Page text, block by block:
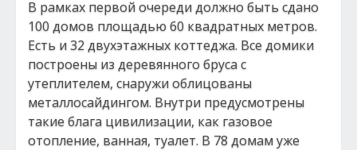
В рамках первой очереди должно быть сдано
100 домов площадью 60 квадратных метров.
Есть и 32 двухэтажных коттеджа. Все домики
построены из деревянного бруса с
утеплителем, снаружи облицованы
металлосайдингом. Внутри предусмотрены
такие блага цивилизации, как газовое
отопление, ванная, туалет. В 78 домам уже